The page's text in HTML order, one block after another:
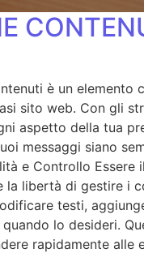
è un elemento
sito web. Con gli
aspetto della tua
messaggi siano
e Controllo Essere
la libertà di gestire i
testi,
lo desideri.
rapidamente alle